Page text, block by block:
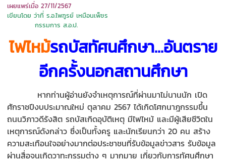
เผยแพร่เมื่อ 27/11/2567
เขียนโดย ว่าที่ ร.อ.ไพฑูรย์ เหมือนเพ็ชร
กรรมการ ส.อ.ป.
ไฟไหม้รถบัสทัศนศึกษา...อันตราย
อีกครั้งนอกสถานศึกษา
หากท่านผู้อ่านยังจำเหตุการณ์ที่ผ่านมาไม่นานนัก เปิด
ศักราชปีงบประมาณใหม่ ตุลาคม 2567 ได้เกิดโศกนาฎกรรมขึ้น
ถนนวิภาวดีรังสิต รถบัสเกิดอุบัติเหตุ มีไฟไหม้ และมีผู้เสียชีวิตใน
เหตุการณ์ดังกล่าว ซึ่งเป็นทั้งครู และนักเรียนกว่า 20 คน สร้าง
ความสะเทือนใจอย่างมากต่อประชาชนที่รับข้อมูลข่าวสาร รับข้อมูล
ผ่านสื่อจนเกิดวาทะกรรมต่าง ๆ มากมาย เกี่ยวกับการทัศนศึกษา